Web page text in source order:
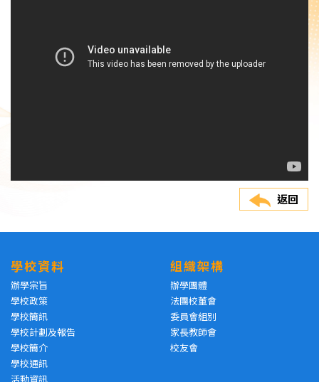
返回
學校資料
辦學宗旨
學校政策
學校簡訊
學校計劃及報告
學校簡介
學校通訊
活動資訊
組織架構
辦學團體
法團校董會
委員會組別
家長教師會
校友會